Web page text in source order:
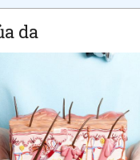
da